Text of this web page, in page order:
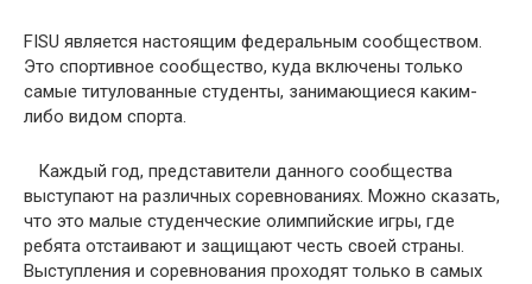
FISU является настоящим федеральным сообществом.
Это спортивное сообщество, куда включены только
самые титулованные студенты, занимающиеся каким-
либо видом спорта.
Каждый год, представители данного сообщества
выступают на различных соревнованиях. Можно сказать,
что это малые студенческие олимпийские игры, где
ребята отстаивают и защищают честь своей страны.
Выступления и соревнования проходят только в самых